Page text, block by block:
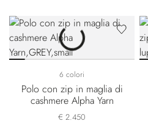
6 colori
Polo con zip in maglia di
cashmere Alpha Yarn
€ 2.450